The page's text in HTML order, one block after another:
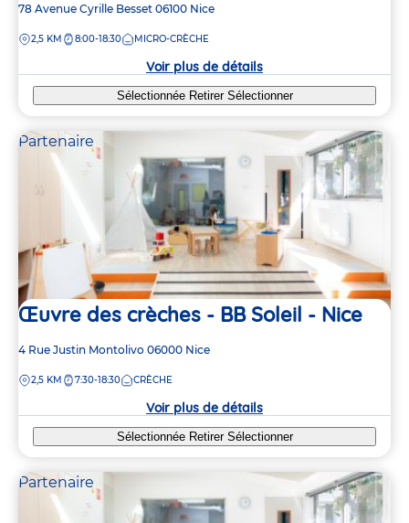
Adresse
la
78 Avenue Cyrille Besset 06100 Nice
DISTANCE
2,5 KM 8:00-18:30 MICRO-CRÈCHE
Voir plus de détails
Sélectionnée Retirer Sélectionner
Partenaire
Œuvre des crèches - BB Soleil - Nice
Adresse
la
4 Rue Justin Montolivo 06000 Nice
DISTANCE
2,5 KM 7:30-18:30 CRÈCHE
Voir plus de détails
Sélectionnée Retirer Sélectionner
Partenaire
2
2